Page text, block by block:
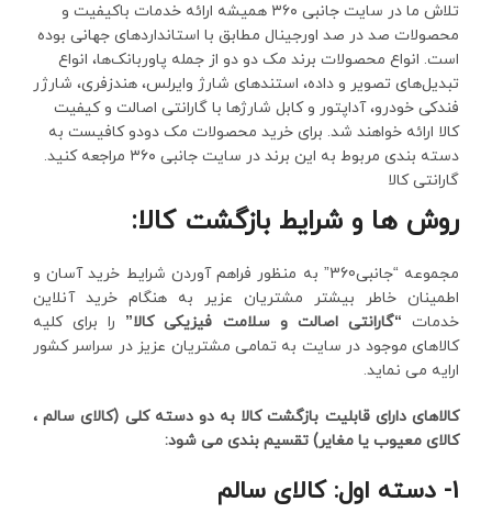
تلاش ما در سایت جانبی ۳۶۰ همیشه ارائه خدمات باکیفیت و
محصولات صد در صد اورجینال مطابق با استانداردهای جهانی بوده
است. انواع محصولات برند مک دو دو از جمله پاوربانک‌ها، انواع
تبدیل‌های تصویر و داده، استند‌های شارژ وایرلس، هندزفری، شارژر
فندکی خودرو، آداپتور و کابل شارژها با گارانتی اصالت و کیفیت
کالا ارائه خواهند شد. برای خرید محصولات مک دودو کافیست به
دسته بندی مربوط به این برند در سایت جانبی ۳۶۰ مراجعه کنید.
گارانتی کالا
روش ها و شرایط بازگشت کالا:
مجموعه “جانبی360” به منظور فراهم آوردن شرایط خرید آسان و
اطمینان خاطر بیشتر مشتریان عزیر به هنگام خرید آنلاین
خدمات “گارانتی اصالت و سلامت فیزیکی کالا” را برای کلیه
کالاهای موجود در سایت به تمامی مشتریان عزیز در سراسر کشور
ارایه می نماید.
کالاهای دارای قابلیت بازگشت کالا به دو دسته کلی (کالای سالم ،
کالای معیوب یا مغایر) تقسیم بندی می شود:
1- دسته اول: کالای سالم